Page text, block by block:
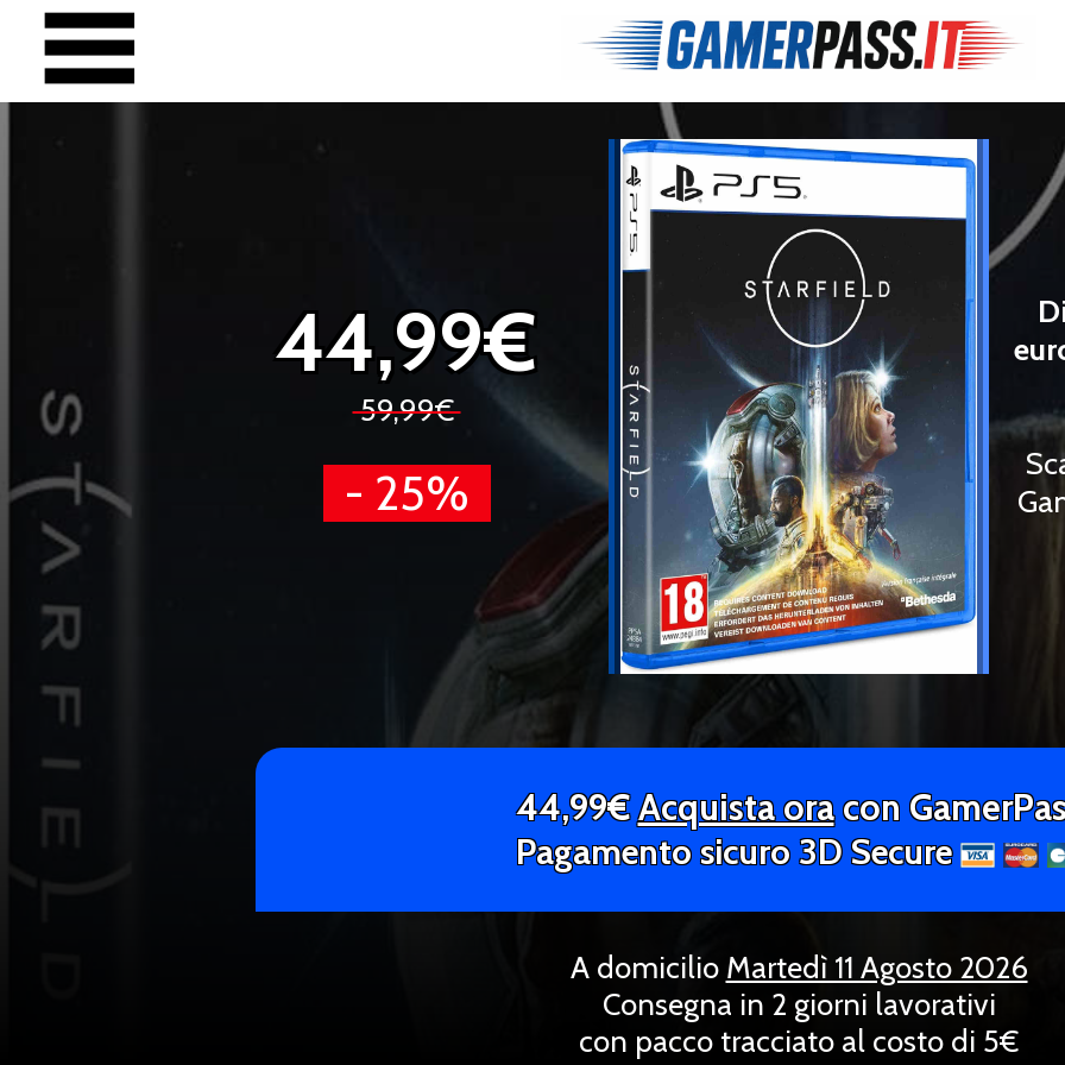
44,99€
59,99€
- 25%
44,99€Acquista oracon
Pagamento sicuro 3D Secure
A domicilio Martedì 11 Agosto 2026
Consegna in 2 giorni lavorativi
con pacco tracciato al costo di 5€